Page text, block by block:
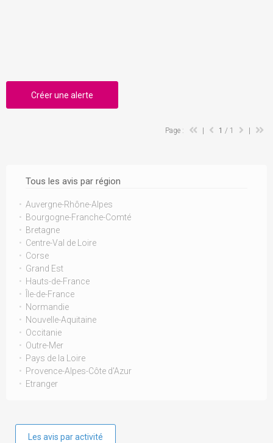
Tous les avis par région
Auvergne-Rhône-Alpes
Bourgogne-Franche-Comté
Bretagne
Centre-Val de Loire
Corse
Grand Est
Hauts-de-France
Île-de-France
Normandie
Nouvelle-Aquitaine
Occitanie
Outre-Mer
Pays de la Loire
Provence-Alpes-Côte d'Azur
Etranger
Les avis par activité
Créer une alerte
Page : 1 / 1